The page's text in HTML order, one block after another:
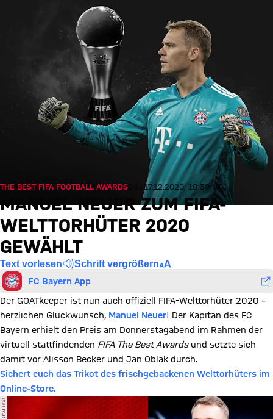
THE BEST FIFA FOOTBALL AWARDS Do., 17.12.2020, 18:30 UTC
MANUEL NEUER ZUM FIFA-
WELTTORHÜTER 2020
GEWÄHLT
Text vorlesen Schrift vergrößern
FC Bayern App
Der GOATkeeper ist nun auch offiziell FIFA-Welttorhüter 2020 –
herzlichen Glückwunsch, Manuel Neuer! Der Kapitän des FC
Bayern erhielt den Preis am Donnerstagabend im Rahmen der
virtuell stattfindenden FIFA The Best Awards und setzte sich
damit vor Alisson Becker und Jan Oblak durch.
Sichert euch das Trikot des frischgebackenen Welttorhüters im
Online-Store.